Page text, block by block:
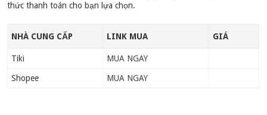
thức thanh toán cho bạn lựa chọn.
NHÀ CUNG CẤP LINK MUA GIÁ
Tiki MUA NGAY
Shopee MUA NGAY